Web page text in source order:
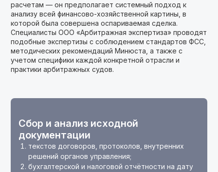
расчетам — он предполагает системный подход к
анализу всей финансово-хозяйственной картины, в
которой была совершена оспариваемая сделка.
Специалисты ООО «Арбитражная экспертиза» проводят
подобные экспертизы с соблюдением стандартов ФСС,
методических рекомендаций Минюста, а также с
учетом специфики каждой конкретной отрасли и
практики арбитражных судов.
Сбор и анализ исходной
документации
текстов договоров, протоколов, внутренних
решений органов управления;
бухгалтерской и налоговой отчётности на дату